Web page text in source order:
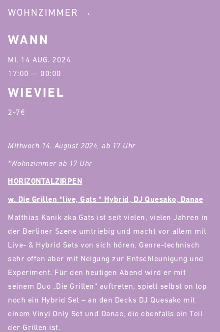
Mittwoch 14. August 2024, ab 17 Uhr
*Wohnzimmer ab 17 Uhr
HORIZONTALZIRPEN
w. Die Grillen *live, Gats * Hybrid, DJ Quesako, Danae
Matthias Kanik aka Gats ist seit vielen, vielen Jahren in
der Berliner Szene umtriebig und macht vor allem mit
Live- & Hybrid Sets von sich hören. Genre-technisch
sehr offen aber mit Neigung zur Entschleunigung und
Experiment. Für den heutigen Abend wird er mit
seinem Duo „Die Grillen“ auftreten, spielt selbst on top
noch ein Hybrid Set – an den Decks DJ Quesako mit
einem Vinyl Only Set und Danae, die ebenfalls ein Teil
der Grillen ist.
WOHNZIMMER
WANN
MI. 14 AUG. 2024
17:00 — 00:00
WIEVIEL
2-7€